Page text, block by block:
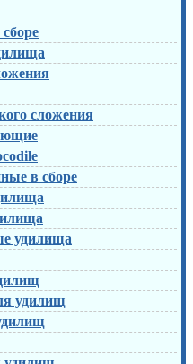
сложения
в сборе
удилища
удилищ